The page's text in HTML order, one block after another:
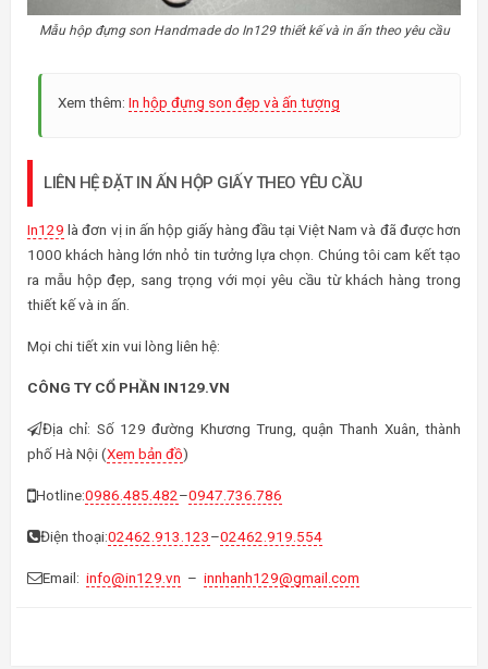
Mẫu hộp đựng son Handmade do In129 thiết kế và in ấn theo yêu cầu
Xem thêm: In hộp đựng son đẹp và ấn tượng
LIÊN HỆ ĐẶT IN ẤN HỘP GIẤY THEO YÊU CẦU
In129 là đơn vị in ấn hộp giấy hàng đầu tại Việt Nam và đã được hơn
1000 khách hàng lớn nhỏ tin tưởng lựa chọn. Chúng tôi cam kết tạo
ra mẫu hộp đẹp, sang trọng với mọi yêu cầu từ khách hàng trong
thiết kế và in ấn.
Mọi chi tiết xin vui lòng liên hệ:
CÔNG TY CỔ PHẦN IN129.VN
Địa chỉ: Số 129 đường Khương Trung, quận Thanh Xuân, thành
phố Hà Nội (Xem bản đồ)
Hotline:0986.485.482–0947.736.786
Điện thoại:02462.913.123–02462.919.554
Email: info@in129.vn – innhanh129@gmail.com